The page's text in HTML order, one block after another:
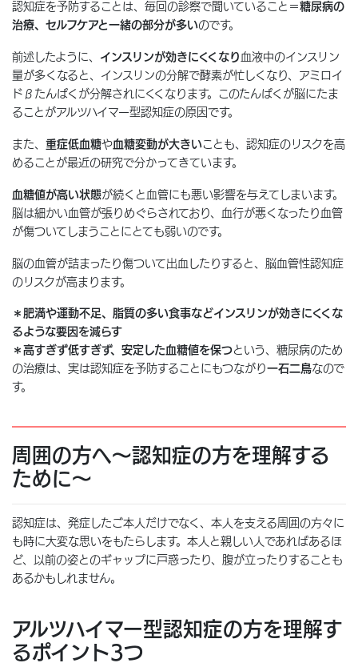
認知症を予防することは、毎回の診察で聞いていること＝糖尿病の
治療、セルフケアと一緒の部分が多いのです。
前述したように、 インスリンが効きにくくなり 血液中のインスリン
量が多くなると、インスリンの分解で酵素が忙しくなり、アミロイ
ドβたんぱくが分解されにくくなります。このたんぱくが脳にたま
ることがアルツハイマー型認知症の原因です。
また、 重症低血糖や血糖変動が大きいことも、認知症のリスクを高
めることが最近の研究で分かってきています。
血糖値が高い状態が続くと血管にも悪い影響を与えてしまいます。
脳は細かい血管が張りめぐらされており、血行が悪くなったり血管
が傷ついてしまうことにとても弱いのです。
脳の血管が詰まったり傷ついて出血したりすると、脳血管性認知症
のリスクが高まります。
＊肥満や運動不足、脂質の多い食事などインスリンが効きにくくな
るような要因を減らす
＊高すぎず低すぎず、安定した血糖値を保つという、糖尿病のため
の治療は、実は認知症を予防することにもつながり一石二鳥なので
す。
周囲の方へ～認知症の方を理解する
ために～
認知症は、発症したご本人だけでなく、本人を支える周囲の方々に
も時に大変な思いをもたらします。本人と親しい人であればあるほ
ど、以前の姿とのギャップに戸惑ったり、腹が立ったりすることも
あるかもしれません。
アルツハイマー型認知症の方を理解す
るポイント3つ